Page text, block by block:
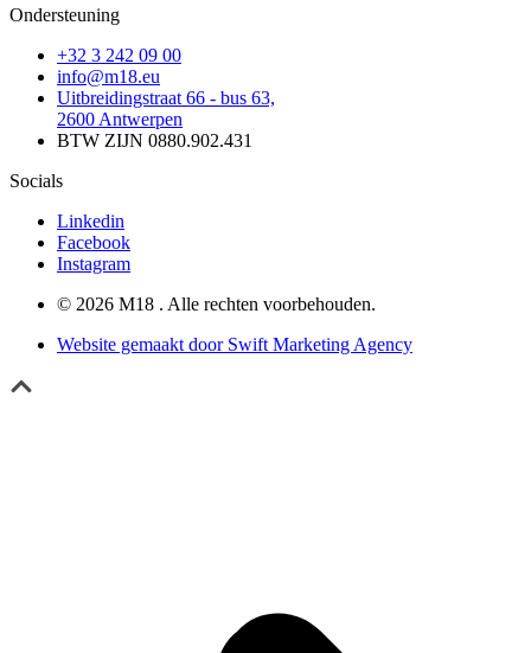
Ondersteuning
+32 3 242 09 00
info@m18.eu
Uitbreidingstraat 66 - bus 63,
2600 Antwerpen
BTW ZIJN 0880.902.431
Socials
Linkedin
Facebook
Instagram
© 2026 M18 . Alle rechten voorbehouden.
Website gemaakt door Swift Marketing Agency